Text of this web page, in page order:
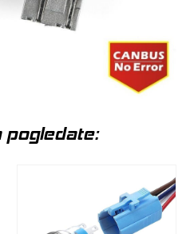
pogledate: